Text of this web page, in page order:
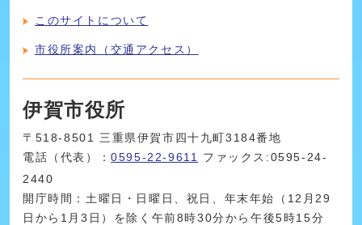
このサイトについて
市役所案内（交通アクセス）
伊賀市役所
〒518-8501 三重県伊賀市四十九町3184番地
電話（代表）：0595-22-9611 ファックス:0595-24-
2440
開庁時間：土曜日・日曜日、祝日、年末年始（12月29
日から1月3日）を除く午前8時30分から午後5時15分